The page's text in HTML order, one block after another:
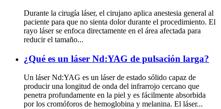
Durante la cirugía láser, el cirujano aplica anestesia general al
paciente para que no sienta dolor durante el procedimiento. El
rayo láser se enfoca directamente en el área afectada para
reducir el tamaño...
¿Qué es un láser Nd:YAG de pulsación larga?
Un láser Nd:YAG es un láser de estado sólido capaz de
producir una longitud de onda del infrarrojo cercano que
penetra profundamente en la piel y es fácilmente absorbida
por los cromóforos de hemoglobina y melanina. El láser...